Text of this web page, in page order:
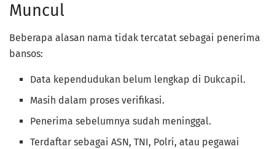
Muncul
Beberapa alasan nama tidak tercatat sebagai penerima
bansos:
Data kependudukan belum lengkap di Dukcapil.
Masih dalam proses verifikasi.
Penerima sebelumnya sudah meninggal.
Terdaftar sebagai ASN, TNI, Polri, atau pegawai